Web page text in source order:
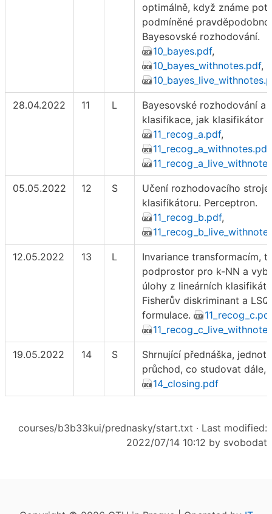
optimálně, když známe
podmíněné
Bayesovské rozhodování.
10_bayes.pdf,
10_bayes_withnotes.pdf,
28.04.2022 11 L
Bayesovské rozhodování a
klasifikace, jak klasifikátor
11_recog_a.pdf,
11_recog_a_withnotes.pdf
05.05.2022 12 S
Učení rozhodovacího
klasifikátoru. Perceptron.
11_recog_b.pdf,
12.05.2022 13 L
Invariance transformacím,
podprostor pro k-NN a
úlohy z lineárních
Fisherův diskriminant a LSQ
formulace.
11_recog_c.pdf
19.05.2022 14 S
Shrnující přednáška,
průchod, co studovat dále,
14_closing.pdf
courses/b3b33kui/prednasky/start.txt · Last modified:
2022/07/14 10:12 by svobodat